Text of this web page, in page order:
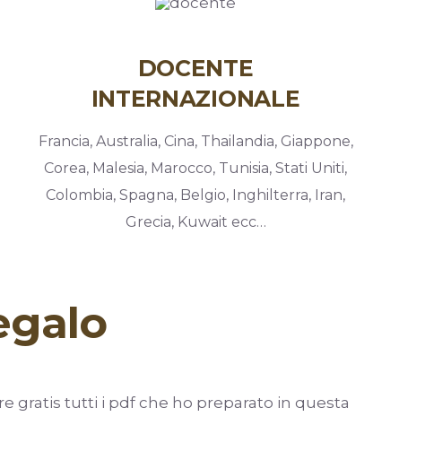
DOCENTE
INTERNAZIONALE
Francia, Australia, Cina, Thailandia, Giappone,
Corea, Malesia, Marocco, Tunisia, Stati Uniti,
Colombia, Spagna, Belgio, Inghilterra, Iran,
Grecia, Kuwait ecc…
gratis tutti i pdf che ho preparato in questa